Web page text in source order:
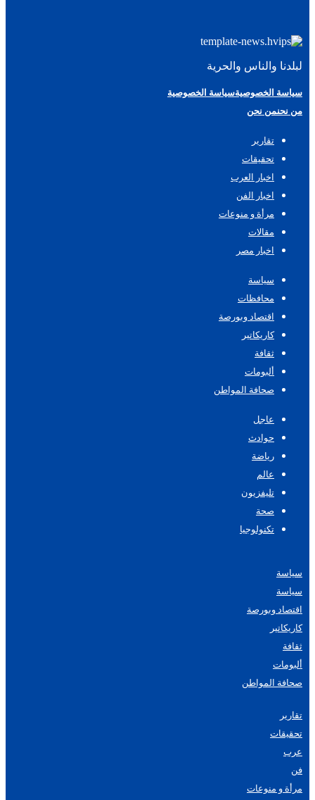
لبلدنا والناس والحرية
سياسة الخصوصيةسياسة الخصوصية
من نحنمن نحن
تقارير
تحقيقات
اخبار العرب
اخبار الفن
مرأة و منوعات
مقالات
اخبار مصر
سياسة
محافظات
اقتصاد وبورصة
كاريكاتير
ثقافة
ألبومات
صحافة المواطن
عاجل
حوادث
رياضة
عالم
تليفزيون
صحة
تكنولوجيا
سياسة
سياسة
اقتصاد وبورصة
كاريكاتير
ثقافة
ألبومات
صحافة المواطن
تقارير
تحقيقات
عرب
فن
مرأة و منوعات